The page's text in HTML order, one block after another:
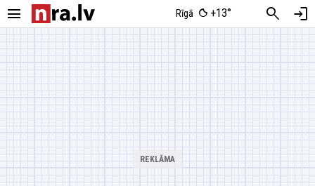
menu Rīgā +13° search login